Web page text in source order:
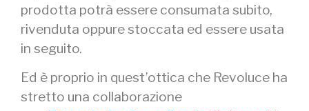
prodotta potrà essere consumata subito,
rivenduta oppure stoccata ed essere usata
in seguito.
Ed è proprio in quest’ottica che Revoluce ha
stretto una collaborazione